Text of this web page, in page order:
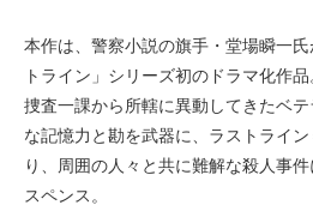
本作は、警察小説の旗手・堂場瞬一
トライン」シリーズ初のドラマ化作品
捜査一課から所轄に異動してきたベ
な記憶力と勘を武器に、ラストライ
り、周囲の⼈々と共に難解な殺⼈事
スペンス。